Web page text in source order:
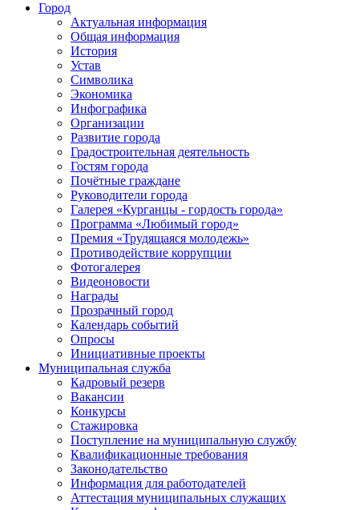
Город
Актуальная информация
Общая информация
История
Устав
Символика
Экономика
Инфографика
Организации
Развитие города
Градостроительная деятельность
Гостям города
Почётные граждане
Руководители города
Галерея «Курганцы - гордость города»
Программа «Любимый город»
Премия «Трудящаяся молодежь»
Противодействие коррупции
Фотогалерея
Видеоновости
Награды
Прозрачный город
Календарь событий
Опросы
Инициативные проекты
Муниципальная служба
Кадровый резерв
Вакансии
Конкурсы
Стажировка
Поступление на муниципальную службу
Квалификационные требования
Законодательство
Информация для работодателей
Аттестация муниципальных служащих